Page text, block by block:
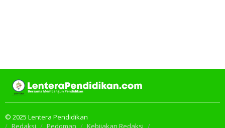
© 2025 Lentera Pendidikan
Redaksi
Pedoman Kebijakan Redaksi